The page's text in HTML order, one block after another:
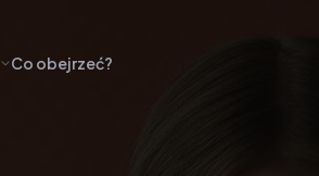
Co obejrzeć?